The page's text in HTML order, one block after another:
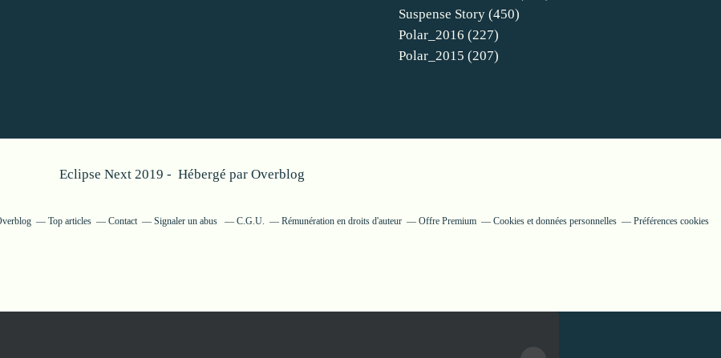
Suspense Story (450)
Polar_2016 (227)
Polar_2015 (207)
Eclipse Next 2019 - Hébergé par Overblog
Top articles Contact Signaler un abus C.G.U. Rémunération en droits d'auteur Offre Premium Cookies et données personnelles Préférences cookies